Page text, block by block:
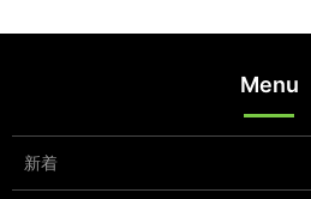
Menu
新着